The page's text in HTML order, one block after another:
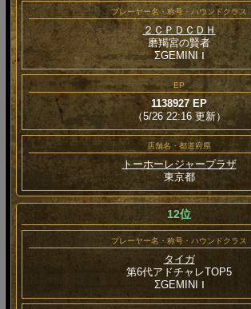
プレーヤー名・称号・ハウンドクラス
２ＣＰＤＣＤＨ
磨羯宮の賢者
ΣGEMINI Ⅰ
EP
1138927 EP
（5/26 22:16 更新）
店舗名・都道府県
トーホーレジャープラザ
東京都
12位
プレーヤー名・称号・ハウンドクラス
タイガ
第6代アドチャレTOP5
ΣGEMINI Ⅰ